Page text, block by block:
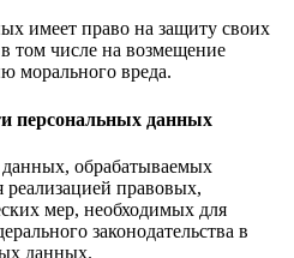
имеет право на защиту своих
том числе на возмещение
морального вреда.
персональных данных
данных, обрабатываемых
реализацией правовых,
мер, необходимых для
законодательства в
данных.